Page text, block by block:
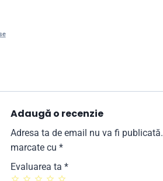
Adaugă o recenzie
Adresa ta de email nu va fi publicată.
marcate cu*
Evaluarea ta*